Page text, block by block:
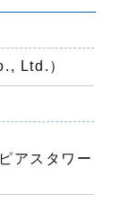
Ltd.）
アスタワー